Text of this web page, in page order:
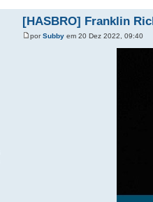
[HASBRO] Franklin
porSubbyem 20 Dez 2022, 09:40